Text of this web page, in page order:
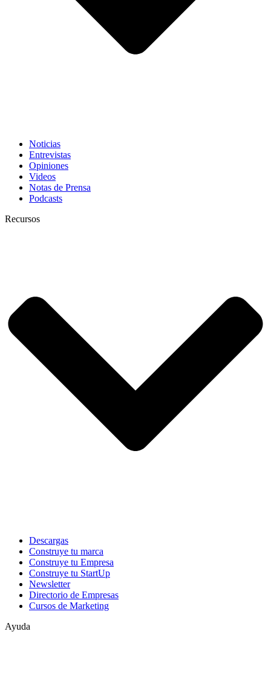
Noticias
Entrevistas
Opiniones
Videos
Notas de Prensa
Podcasts
Recursos
Descargas
Construye tu marca
Construye tu Empresa
Construye tu StartUp
Newsletter
Directorio de Empresas
Cursos de Marketing
Ayuda